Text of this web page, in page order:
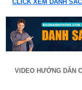
CLICK XEM DANH
VIDEO HƯỚNG DẪN